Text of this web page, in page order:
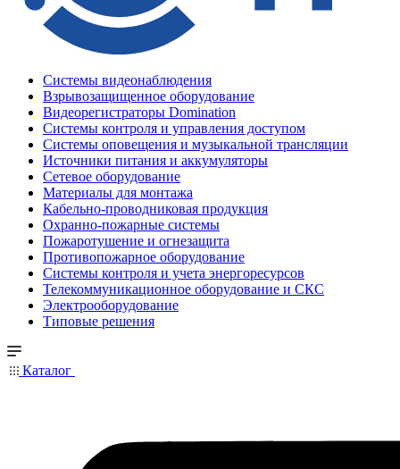
Системы видеонаблюдения
Взрывозащищенное оборудование
Видеорегистраторы Domination
Системы контроля и управления доступом
Системы оповещения и музыкальной трансляции
Источники питания и аккумуляторы
Сетевое оборудование
Материалы для монтажа
Кабельно-проводниковая продукция
Охранно-пожарные системы
Пожаротушение и огнезащита
Противопожарное оборудование
Системы контроля и учета энергоресурсов
Телекоммуникационное оборудование и СКС
Электрооборудование
Типовые решения
Каталог